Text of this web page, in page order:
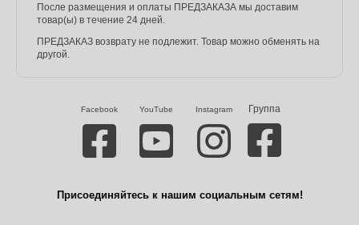
После размещения и оплаты ПРЕДЗАКАЗА мы доставим
товар(ы) в течение 24 дней.
ПРЕДЗАКАЗ возврату не подлежит. Товар можно обменять на
другой.
Facebook YouTube Instagram Группа
Присоединяйтесь к нашим социальным сетям!